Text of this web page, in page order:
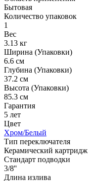
Бытовая
Количество упаковок
1
Вес
3.13 кг
Ширина (Упаковки)
6.6 см
Глубина (Упаковки)
37.2 см
Высота (Упаковки)
85.3 см
Гарантия
5 лет
Цвет
Хром/Белый
Тип переключателя
Керамический картридж
Стандарт подводки
3/8''
Длина излива